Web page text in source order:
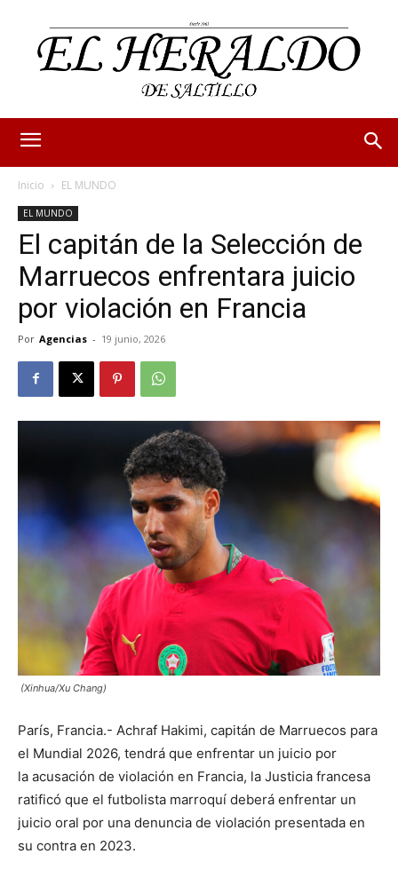
Inicio EL MUNDO
EL MUNDO
El capitán de la Selección de
Marruecos enfrentara juicio
por violación en Francia
Por Agencias - 19 junio, 2026
(Xinhua/Xu Chang)
París, Francia.- Achraf Hakimi, capitán de Marruecos para
el Mundial 2026, tendrá que enfrentar un juicio por
la acusación de violación en Francia, la Justicia francesa
ratificó que el futbolista marroquí deberá enfrentar un
juicio oral por una denuncia de violación presentada en
su contra en 2023.